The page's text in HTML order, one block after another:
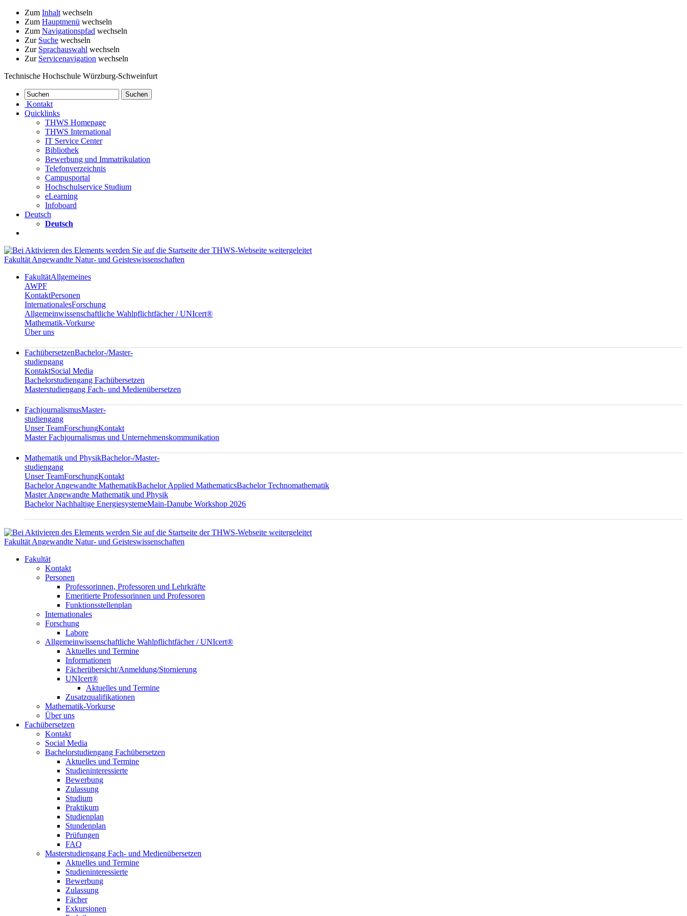
Zum Inhalt wechseln
Zum Hauptmenü wechseln
Zum Navigationspfad wechseln
Zur Suche wechseln
Zur Sprachauswahl wechseln
Zur Servicenavigation wechseln
Technische Hochschule Würzburg-Schweinfurt
Kontakt
Quicklinks
THWS Homepage
THWS International
IT Service Center
Bibliothek
Bewerbung und Immatrikulation
Telefonverzeichnis
Campusportal
Hochschulservice Studium
eLearning
Infoboard
Deutsch
Deutsch
Fakultät Angewandte Natur- und Geisteswissenschaften
FakultätAllgemeines
AWPF
KontaktPersonen
InternationalesForschung
Allgemeinwissenschaftliche Wahlpflichtfächer / UNIcert®
Mathematik-Vorkurse
Über uns
FachübersetzenBachelor-/Master-
studiengang
KontaktSocial Media
Bachelorstudiengang Fachübersetzen
Masterstudiengang Fach- und Medienübersetzen
FachjournalismusMaster-
studiengang
Unser TeamForschungKontakt
Master Fachjournalismus und Unternehmenskommunikation
Mathematik und PhysikBachelor-/Master-
studiengang
Unser TeamForschungKontakt
Bachelor Angewandte MathematikBachelor Applied MathematicsBachelor Technomathematik
Master Angewandte Mathematik und Physik
Bachelor Nachhaltige EnergiesystemeMain-Danube Workshop 2026
Fakultät Angewandte Natur- und Geisteswissenschaften
Fakultät
Kontakt
Personen
Professorinnen, Professoren und Lehrkräfte
Emeritierte Professorinnen und Professoren
Funktionsstellenplan
Internationales
Forschung
Labore
Allgemeinwissenschaftliche Wahlpflichtfächer / UNIcert®
Aktuelles und Termine
Informationen
Fächerübersicht/Anmeldung/Stornierung
UNIcert®
Aktuelles und Termine
Zusatzqualifikationen
Mathematik-Vorkurse
Über uns
Fachübersetzen
Kontakt
Social Media
Bachelorstudiengang Fachübersetzen
Aktuelles und Termine
Studieninteressierte
Bewerbung
Zulassung
Studium
Praktikum
Studienplan
Stundenplan
Prüfungen
FAQ
Masterstudiengang Fach- und Medienübersetzen
Aktuelles und Termine
Studieninteressierte
Bewerbung
Zulassung
Fächer
Exkursionen